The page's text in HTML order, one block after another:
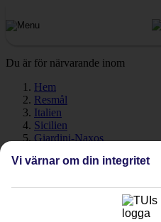
Du är för närvarande inom
Hem
Resmål
Italien
Sicilien
Giardini-Naxos
Giardini-
Vi värnar om din integritet